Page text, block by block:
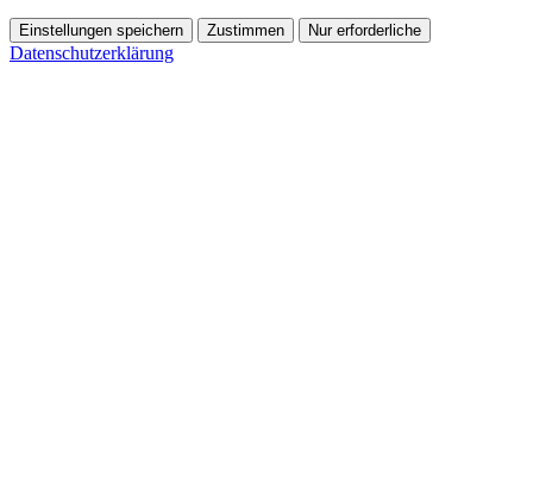
Einstellungen speichern Zustimmen Nur erforderliche
Datenschutzerklärung